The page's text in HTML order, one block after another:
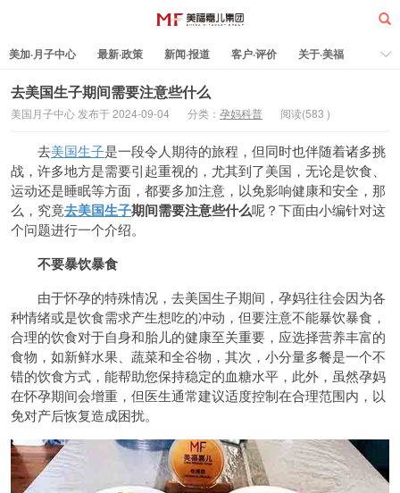
美福嘉儿
美加·月子中心 最新·政策 新闻·报道 客户·评价
关于·美福
热门·文章
所有·文章 孕妈科普 标签云
去美国生子期间需要注意些什么
美国月子中心 发布于 2024-09-04 分类： 孕妈科普 阅读(583 )
去美国生子是一段令人期待的旅程，但同时也伴随着诸多挑
战，许多地方是需要引起重视的，尤其到了美国，无论是饮食、
运动还是睡眠等方面，都要多加注意，以免影响健康和安全，那
么，究竟去美国生子期间需要注意些什么呢？下面由小编针对这
个问题进行一个介绍。
不要暴饮暴食
由于怀孕的特殊情况，去美国生子期间，孕妈往往会因为各
种情绪或是饮食需求产生想吃的冲动，但要注意不能暴饮暴食，
合理的饮食对于自身和胎儿的健康至关重要，应选择营养丰富的
食物，如新鲜水果、蔬菜和全谷物，其次，小分量多餐是一个不
错的饮食方式，能帮助您保持稳定的血糖水平，此外，虽然孕妈
在怀孕期间会增重，但医生通常建议适度控制在合理范围内，以
免对产后恢复造成困扰。